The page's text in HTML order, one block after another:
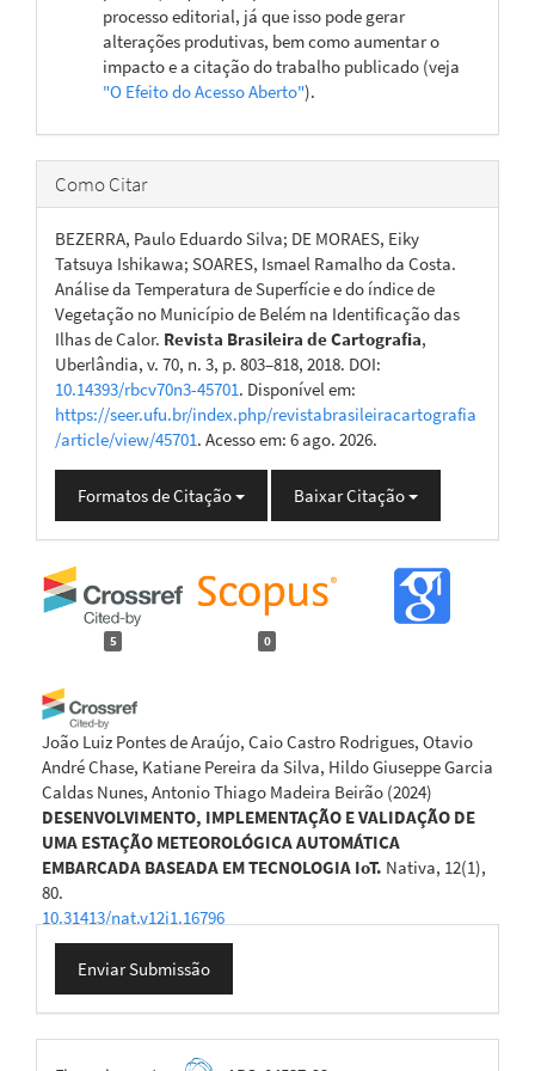
processo editorial, já que isso pode gerar
alterações produtivas, bem como aumentar o
impacto e a citação do trabalho publicado (veja
"O Efeito do Acesso Aberto").
Como Citar
BEZERRA, Paulo Eduardo Silva; DE MORAES, Eiky
Tatsuya Ishikawa; SOARES, Ismael Ramalho da Costa.
Análise da Temperatura de Superfície e do índice de
Vegetação no Município de Belém na Identificação das
Ilhas de Calor. Revista Brasileira de Cartografia,
Uberlândia, v. 70, n. 3, p. 803–818, 2018. DOI:
10.14393/rbcv70n3-45701. Disponível em:
https://seer.ufu.br/index.php/revistabrasileiracartografia
/article/view/45701. Acesso em: 6 ago. 2026.
Formatos de Citação Baixar Citação
5 0
João Luiz Pontes de Araújo, Caio Castro Rodrigues, Otavio
André Chase, Katiane Pereira da Silva, Hildo Giuseppe Garcia
Caldas Nunes, Antonio Thiago Madeira Beirão (2024)
DESENVOLVIMENTO, IMPLEMENTAÇÃO E VALIDAÇÃO DE
UMA ESTAÇÃO METEOROLÓGICA AUTOMÁTICA
EMBARCADA BASEADA EM TECNOLOGIA IoT. Nativa, 12(1),
80.
10.31413/nat.v12i1.16796
Enviar
Submissão
Enviar Submissão